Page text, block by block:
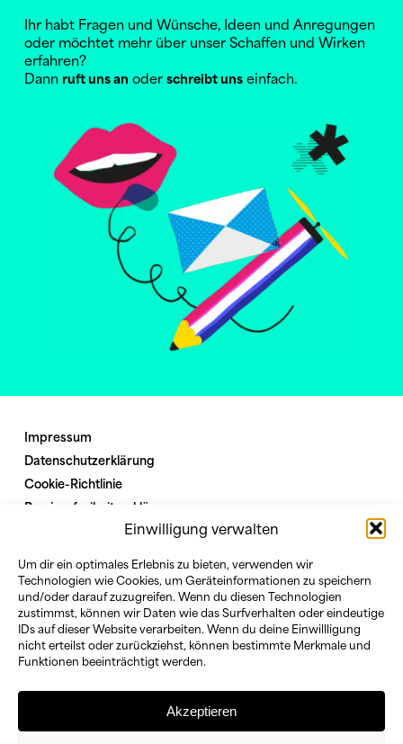
Einwilligung verwalten
Um dir ein optimales Erlebnis zu bieten, verwenden wir
Technologien wie Cookies, um Geräteinformationen zu speichern
und/oder darauf zuzugreifen. Wenn du diesen Technologien
zustimmst, können wir Daten wie das Surfverhalten oder eindeutige
IDs auf dieser Website verarbeiten. Wenn du deine Einwillligung
nicht erteilst oder zurückziehst, können bestimmte Merkmale und
Funktionen beeinträchtigt werden.
Akzeptieren
Ihr habt Fragen und Wünsche, Ideen und Anregungen
oder möchtet mehr über unser Schaffen und Wirken
erfahren?
Dann ruft uns an oderschreibt unseinfach.
Impressum
Datenschutzerklärung
Cookie-Richtlinie
Barrierefreiheitserklärung
bundesministerium
für
familie
senioren
frauen